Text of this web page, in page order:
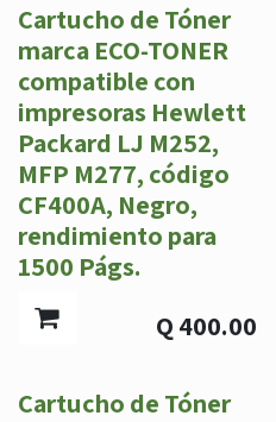
Cartucho de Tóner
marca ECO-TONER
compatible con
impresoras Hewlett
Packard LJ M252,
MFP M277, código
CF400A, Negro,
rendimiento para
1500 Págs.
Q 400.00
Cartucho de Tóner